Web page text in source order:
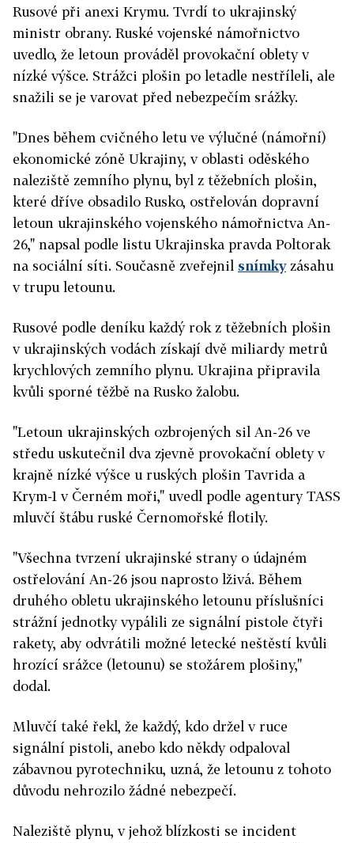
Rusové při anexi Krymu. Tvrdí to ukrajinský
ministr obrany. Ruské vojenské námořnictvo
uvedlo, že letoun prováděl provokační oblety v
nízké výšce. Strážci plošin po letadle nestříleli, ale
snažili se je varovat před nebezpečím srážky.
"Dnes během cvičného letu ve výlučné (námořní)
ekonomické zóně Ukrajiny, v oblasti oděského
naleziště zemního plynu, byl z těžebních plošin,
které dříve obsadilo Rusko, ostřelován dopravní
letoun ukrajinského vojenského námořnictva An-
26," napsal podle listu Ukrajinska pravda Poltorak
na sociální síti. Současně zveřejnil snímkyzásahu
v trupu letounu.
Rusové podle deníku každý rok z těžebních plošin
v ukrajinských vodách získají dvě miliardy metrů
krychlových zemního plynu. Ukrajina připravila
kvůli sporné těžbě na Rusko žalobu.
"Letoun ukrajinských ozbrojených sil An-26 ve
středu uskutečnil dva zjevně provokační oblety v
krajně nízké výšce u ruských plošin Tavrida a
Krym-1 v Černém moři," uvedl podle agentury TASS
mluvčí štábu ruské Černomořské flotily.
"Všechna tvrzení ukrajinské strany o údajném
ostřelování An-26 jsou naprosto lživá. Během
druhého obletu ukrajinského letounu příslušníci
strážní jednotky vypálili ze signální pistole čtyři
rakety, aby odvrátili možné letecké neštěstí kvůli
hrozící srážce (letounu) se stožárem plošiny,"
dodal.
Mluvčí také řekl, že každý, kdo držel v ruce
signální pistoli, anebo kdo někdy odpaloval
zábavnou pyrotechniku, uzná, že letounu z tohoto
důvodu nehrozilo žádné nebezpečí.
Naleziště plynu, v jehož blízkosti se incident